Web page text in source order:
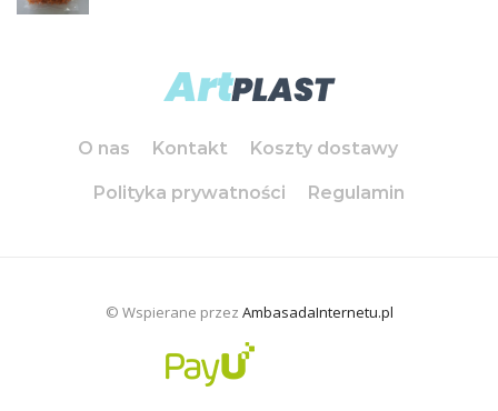
O nas Kontakt Koszty dostawy
Polityka prywatności Regulamin
© Wspierane przez AmbasadaInternetu.pl